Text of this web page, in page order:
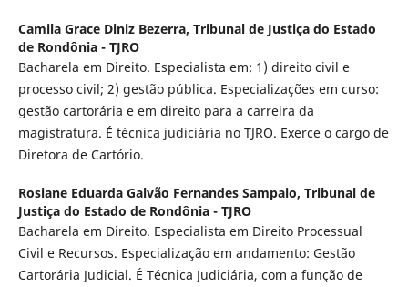
Camila Grace Diniz Bezerra, Tribunal de Justiça do Estado
de Rondônia - TJRO
Bacharela em Direito. Especialista em: 1) direito civil e
processo civil; 2) gestão pública. Especializações em curso:
gestão cartorária e em direito para a carreira da
magistratura. É técnica judiciária no TJRO. Exerce o cargo de
Diretora de Cartório.
Rosiane Eduarda Galvão Fernandes Sampaio, Tribunal de
Justiça do Estado de Rondônia - TJRO
Bacharela em Direito. Especialista em Direito Processual
Civil e Recursos. Especialização em andamento: Gestão
Cartorária Judicial. É Técnica Judiciária, com a função de